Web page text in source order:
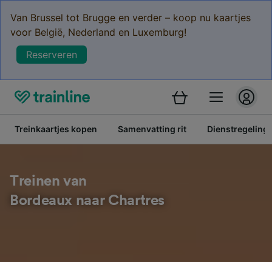
Van Brussel tot Brugge en verder – koop nu kaartjes
voor België, Nederland en Luxemburg!
Reserveren
Treinkaartjes kopen Samenvatting rit Dienstregeling
Treinen van
Bordeaux naar Chartres